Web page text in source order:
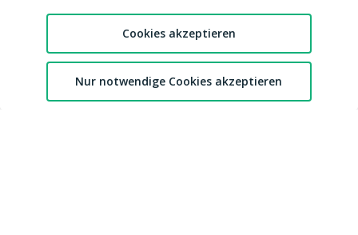
Favoriten
Mitgliedschaft
Impressum
Entfernung von Inhalten
Accessibility
Australian eSafety
Affiliates
Cookies akzeptieren
Nur notwendige Cookies akzeptieren